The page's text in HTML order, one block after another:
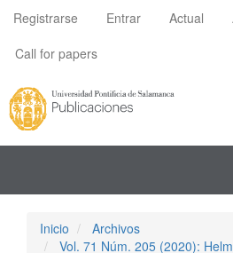
principal
principal
lateral
Registrarse Entrar Actual
Call for papers
Inicio
Archivos
Vol. 71 Núm. 205 (2020):